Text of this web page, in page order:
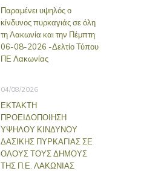
Παραμένει υψηλός ο
κίνδυνος πυρκαγιάς σε όλη
τη Λακωνία και την Πέμπτη
06-08-2026 -Δελτίο Τύπου
ΠΕ Λακωνίας
04/08/2026
ΕΚΤΑΚΤΗ
ΠΡΟΕΙΔΟΠΟΙΗΣΗ
ΥΨΗΛΟΥ ΚΙΝΔΥΝΟΥ
ΔΑΣΙΚΗΣ ΠΥΡΚΑΓΙΑΣ ΣΕ
ΟΛΟΥΣ ΤΟΥΣ ΔΗΜΟΥΣ
ΤΗΣ Π.Ε. ΛΑΚΩΝΙΑΣ